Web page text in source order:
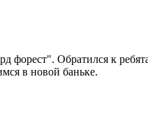
форест". Обратился к
в новой баньке.